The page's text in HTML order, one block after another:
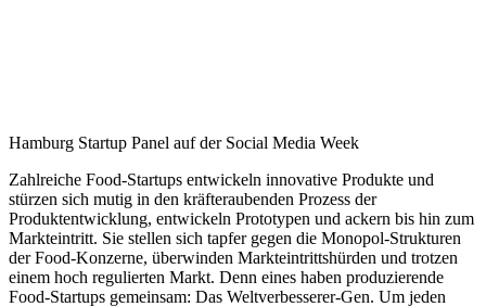
Hamburg Startup Panel auf der Social Media Week
Zahlreiche Food-Startups entwickeln innovative Produkte und
stürzen sich mutig in den kräfteraubenden Prozess der
Produktentwicklung, entwickeln Prototypen und ackern bis hin zum
Markteintritt. Sie stellen sich tapfer gegen die Monopol-Strukturen
der Food-Konzerne, überwinden Markteintrittshürden und trotzen
einem hoch regulierten Markt. Denn eines haben produzierende
Food-Startups gemeinsam: Das Weltverbesserer-Gen. Um jeden